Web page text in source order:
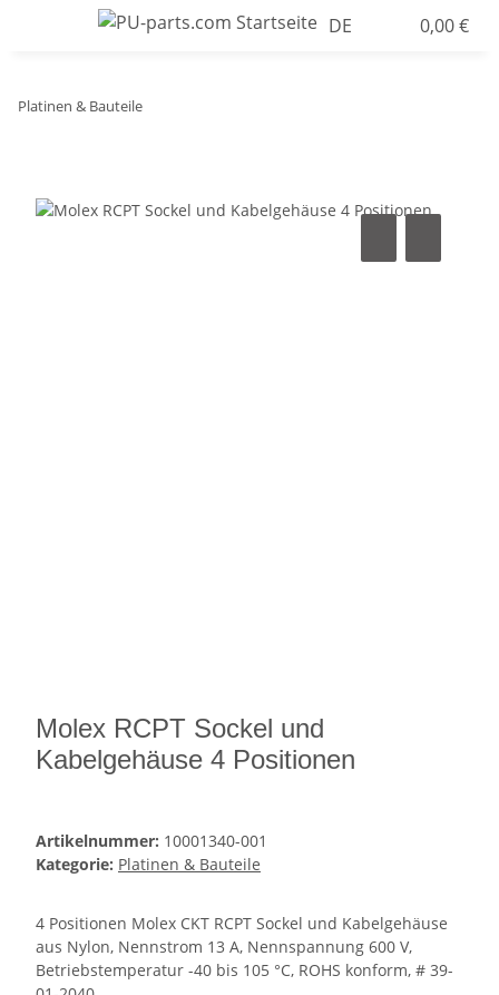
DE 0,00 €
Platinen & Bauteile
Molex RCPT Sockel und
Kabelgehäuse 4 Positionen
Artikelnummer: 10001340-001
Kategorie: Platinen & Bauteile
4 Positionen Molex CKT RCPT Sockel und Kabelgehäuse
aus Nylon, Nennstrom 13 A, Nennspannung 600 V,
Betriebstemperatur -40 bis 105 °C, ROHS konform, # 39-